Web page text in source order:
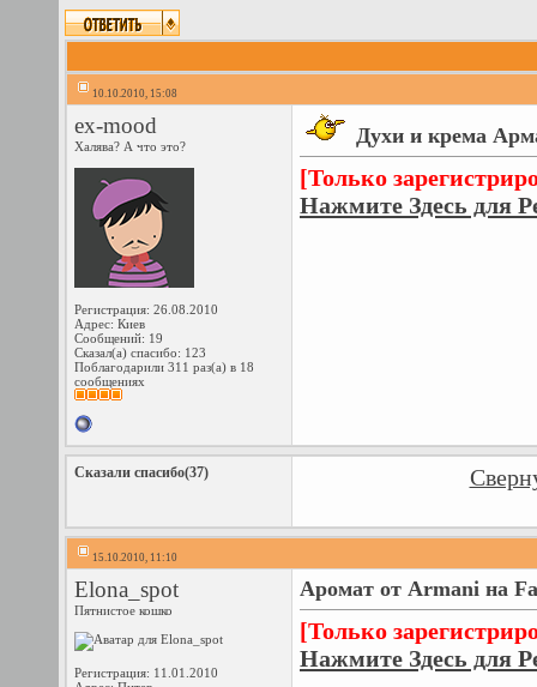
10.10.2010, 15:08
ex-mood
Халява? А что это?
Регистрация: 26.08.2010
Адрес: Киев
Сообщений: 19
Сказал(а) спасибо: 123
Поблагодарили 311 раз(а) в 18
сообщениях
Духи и крема
[Только
Нажмите Здесь для
Сказали спасибо(37)
15.10.2010, 11:10
Elona_spot
Пятнистое кошко
Регистрация: 11.01.2010
Аромат от Armani на
[Только
Нажмите Здесь для